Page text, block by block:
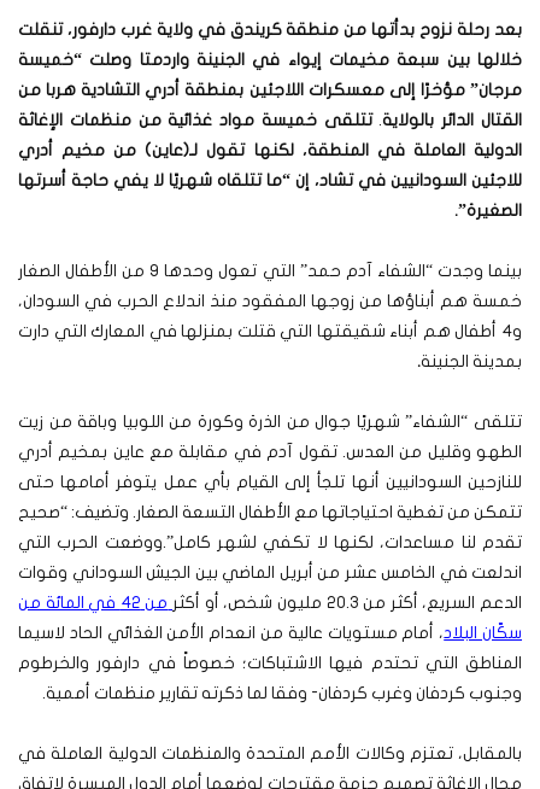
بعد رحلة نزوح بدأتها من منطقة كريندق في ولاية غرب دارفور، تنقلت
خلالها بين سبعة مخيمات إيواء في الجنينة واردمتا وصلت “خميسة
مرجان” مؤخرًا إلى معسكرات اللاجئين بمنطقة أدري التشادية هربا من
القتال الدائر بالولاية.تتلقى خميسة مواد غذائية من منظمات الإغاثة
الدولية العاملة في المنطقة، لكنها تقول لـ(عاين) من مخيم أدري
للاجئين السودانيين في تشاد، إن “ما تتلقاه شهريًا لا يفي حاجة أسرتها
الصغيرة”.
بينما وجدت “الشفاء آدم حمد” التي تعول وحدها 9 من الأطفال الصغار
خمسة هم أبناؤها من زوجها المفقود منذ اندلاع الحرب في السودان،
و4 أطفال هم أبناء شقيقتها التي قتلت بمنزلها في المعارك التي دارت
بمدينة الجنينة.
تتلقى “الشفاء” شهريًا جوال من الذرة وكورة من اللوبيا وباقة من زيت
الطهو وقليل من العدس. تقول آدم في مقابلة مع عاين بمخيم أدري
للنازحين السودانيين أنها تلجأ إلى القيام بأي عمل يتوفر أمامها حتى
تتمكن من تغطية احتياجاتها مع الأطفال التسعة الصغار. وتضيف: “صحيح
تقدم لنا مساعدات، لكنها لا تكفي لشهر كامل”.ووضعت الحرب التي
اندلعت في الخامس عشر من أبريل الماضي بين الجيش السوداني وقوات
الدعم السريع، أكثر من 20.3 مليون شخص، أو أكثر
من 42 في المائة من
سكّان البلاد، أمام مستويات عالية من انعدام الأمن الغذائي الحاد لاسيما
المناطق التي تحتدم فيها الاشتباكات؛ خصوصاً في دارفور والخرطوم
وجنوب كردفان وغرب كردفان- وفقا لما ذكرته تقارير منظمات أممية.
بالمقابل، تعتزم وكالات الأمم المتحدة والمنظمات الدولية العاملة في
مجال الإغاثة تصميم حزمة مقترحات لوضعها أمام الدول الميسرة لاتفاق